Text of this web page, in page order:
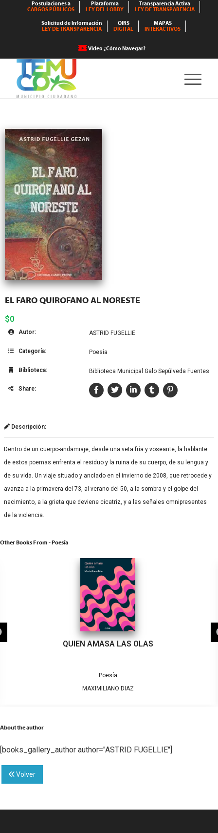
Postulaciones a
CARGOS PÚBLICOS
Plataforma
LEY DEL LOBBY
Transparencia Activa
LEY DE TRANSPARENCIA
Solicitud de Información
LEY DE TRANSPARENCIA
OIRS
DIGITAL
MAPAS
INTERACTIVOS
Video ¿Cómo Navegar?
EL FARO QUIROFANO AL NORESTE
$0
Autor: ASTRID FUGELLIE
Categoría: Poesía
Biblioteca: Biblioteca Municipal Galo Sepúlveda Fuentes
Share:
Descripción:
Dentro de un cuerpo-andamiaje, desde una veta fría y voseante, la hablante
de estos poemas enfrenta el residuo y la ruina de su cuerpo, de su lengua y
de su vida. Un viaje situado y anclado en el invierno de 2008, que retrocede y
avanza a la primavera del 73, al verano del 50, a la sombra y el golpe del
nacimiento, a la grieta que deviene cicatriz, y a las señales omnipresentes
de la violencia.
Other Books From - Poesía
QUIEN AMASA LAS OLAS
Poesía
MAXIMILIANO DIAZ
About the author
[books_gallery_author author="ASTRID FUGELLIE"]
Volver